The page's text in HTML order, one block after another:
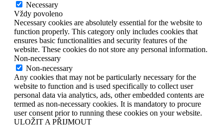
Necessary
Vždy povoleno
Necessary cookies are absolutely essential for the website to
function properly. This category only includes cookies that
ensures basic functionalities and security features of the
website. These cookies do not store any personal information.
Non-necessary
Non-necessary
Any cookies that may not be particularly necessary for the
website to function and is used specifically to collect user
personal data via analytics, ads, other embedded contents are
termed as non-necessary cookies. It is mandatory to procure
user consent prior to running these cookies on your website.
ULOŽIT A PŘIJMOUT